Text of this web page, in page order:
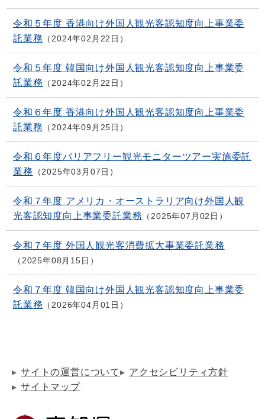
令和５年度 香港向け外国人観光客認知度向上事業委
託業務
2024年02月22日
令和５年度 韓国向け外国人観光客認知度向上事業委
託業務
2024年02月22日
令和６年度 香港向け外国人観光客認知度向上事業委
託業務
2024年09月25日
令和６年度バリアフリー観光モニターツアー実施委託
業務
2025年03月07日
令和７年度 アメリカ・オーストラリア向け外国人観
光客認知度向上事業委託業務
2025年07月02日
令和７年度 外国人観光客消費拡大事業委託業務
2025年08月15日
令和７年度 韓国向け外国人観光客認知度向上事業委
託業務
2026年04月01日
サイトの運営について
アクセシビリティ方針
サイトマップ